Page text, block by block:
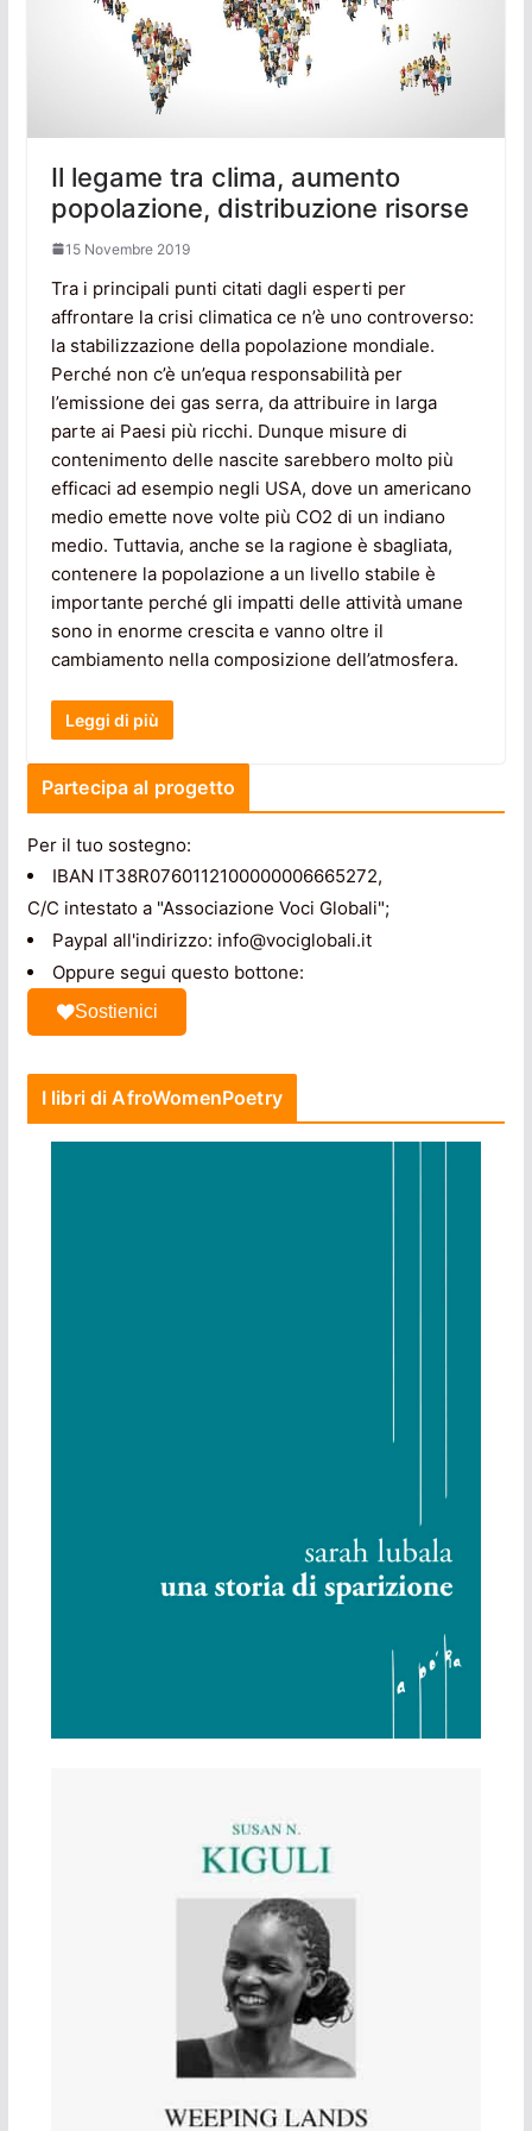
Il legame tra clima, aumento
popolazione, distribuzione risorse
15 Novembre 2019
Tra i principali punti citati dagli esperti per
affrontare la crisi climatica ce n’è uno controverso:
la stabilizzazione della popolazione mondiale.
Perché non c’è un’equa responsabilità per
l’emissione dei gas serra, da attribuire in larga
parte ai Paesi più ricchi. Dunque misure di
contenimento delle nascite sarebbero molto più
efficaci ad esempio negli USA, dove un americano
medio emette nove volte più CO2 di un indiano
medio. Tuttavia, anche se la ragione è sbagliata,
contenere la popolazione a un livello stabile è
importante perché gli impatti delle attività umane
sono in enorme crescita e vanno oltre il
cambiamento nella composizione dell’atmosfera.
Leggi di più
Partecipa al progetto
Per il tuo sostegno:
IBAN IT38R0760112100000006665272,
C/C intestato a "Associazione Voci Globali";
Paypal all'indirizzo: info@vociglobali.it
Oppure segui questo bottone:
Sostienici
I libri di AfroWomenPoetry